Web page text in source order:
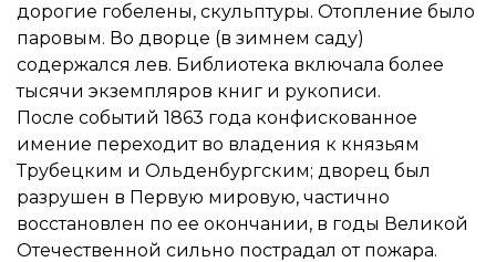
дорогие гобелены, скульптуры. Отопление было
паровым. Во дворце (в зимнем саду)
содержался лев. Библиотека включала более
тысячи экземпляров книг и рукописи.
После событий 1863 года конфискованное
имение переходит во владения к князьям
Трубецким и Ольденбургским; дворец был
разрушен в Первую мировую, частично
восстановлен по ее окончании, в годы Великой
Отечественной сильно пострадал от пожара.